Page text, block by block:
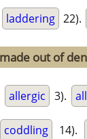
laddering 22).
out of
allergic 3).
coddling 14).